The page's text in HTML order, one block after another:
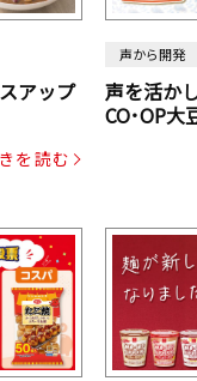
アップ
を読む
声から開発
声を活か
CO･OP大
じん・コ